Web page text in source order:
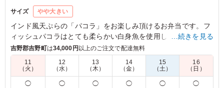
サイズ やや大きい
インド風天ぷらの「パコラ」をお楽しみ頂けるお弁当です。フ
ィッシュパコラはとても柔らかい白身魚を使用し、しっかりと
した味付けとなっておりますので、白ご飯との相性抜群です。
※プラスオプション(有料)でカップカレーが追加可能です。下
記のプルダウンよりお選びください。
…続きを見る
吉野郡吉野町は34,000円 以上のご注文で配達無料
11
（火）
12
（水）
13
（木）
14
（金）
15
（土）
16
（日）
◯ ◯ ◯ ◯ ◯ ◯